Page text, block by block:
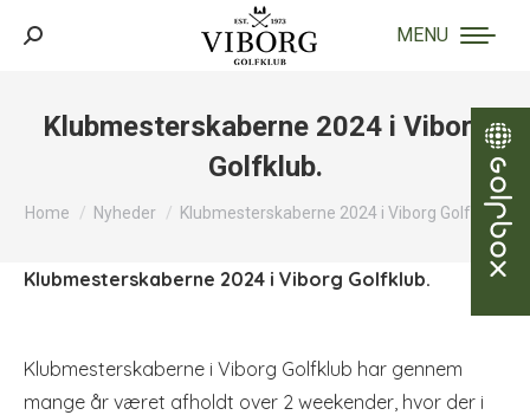
MENU
Search:
Klubmesterskaberne 2024 i Viborg
Golfklub.
You are here:
Home Nyheder Klubmesterskaberne 2024 i Viborg Golfklub.
Klubmesterskaberne 2024 i Viborg Golfklub.
Klubmesterskaberne i Viborg Golfklub har gennem
mange år været afholdt over 2 weekender, hvor der i